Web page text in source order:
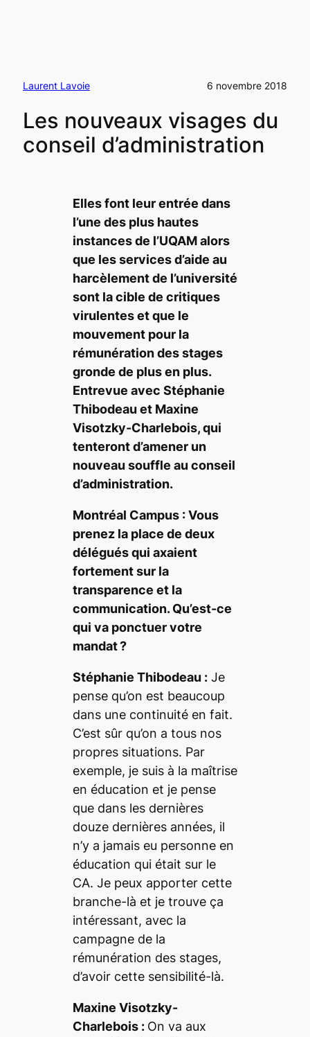
Laurent Lavoie 6 novembre 2018
Les nouveaux visages du
conseil d’administration
Elles font leur entrée dans
l’une des plus hautes
instances de l’UQAM alors
que les services d’aide au
harcèlement de l’université
sont la cible de critiques
virulentes et que le
mouvement pour la
rémunération des stages
gronde de plus en plus.
Entrevue avec Stéphanie
Thibodeau et Maxine
Visotzky-Charlebois, qui
tenteront d’amener un
nouveau souffle au conseil
d’administration.
Montréal Campus: Vous
prenez la place de deux
délégués qui axaient
fortement sur la
transparence et la
communication. Qu’est-ce
qui va ponctuer votre
mandat ?
Stéphanie Thibodeau :Je
pense qu’on est beaucoup
dans une continuité en fait.
C’est sûr qu’on a tous nos
propres situations. Par
exemple, je suis à la maîtrise
en éducation et je pense
que dans les dernières
douze dernières années, il
n’y a jamais eu personne en
éducation qui était sur le
CA. Je peux apporter cette
branche-là et je trouve ça
intéressant, avec la
campagne de la
rémunération des stages,
d’avoir cette sensibilité-là.
Maxine Visotzky-
Charlebois : On va aux